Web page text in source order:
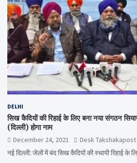
DELHI
सिख कैदियों की रिहाई के लिए बना नया संगठन
(दिल्ली) होगा नाम
December 24, 2021
Desk Takshakapost
नई दिल्ली: जेलों में बंद सिख कैदियों की स्थायी रिहाई के